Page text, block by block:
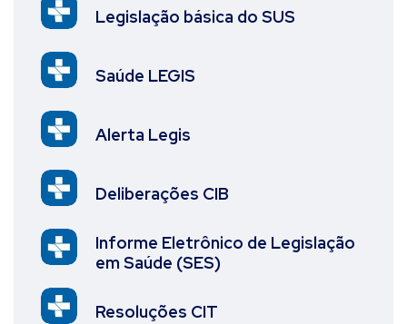
Legislação básica do SUS
Saúde LEGIS
Alerta Legis
Deliberações CIB
Informe Eletrônico de Legislação
em Saúde (SES)
Resoluções CIT